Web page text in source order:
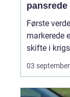
Første
markerede
skifte i
havde
03